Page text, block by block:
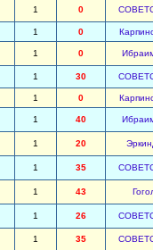
1 0
1 0
1 0
1 30
1 0
1 40
1 20
1 35
1 43
1 26
1 35